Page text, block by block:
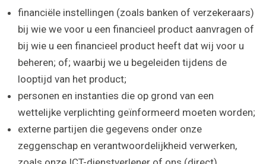
financiële instellingen (zoals banken of verzekeraars)
bij wie we voor u een financieel product aanvragen of
bij wie u een financieel product heeft dat wij voor u
beheren; of; waarbij we u begeleiden tijdens de
looptijd van het product;
personen en instanties die op grond van een
wettelijke verplichting geïnformeerd moeten worden;
externe partijen die gegevens onder onze
zeggenschap en verantwoordelijkheid verwerken,